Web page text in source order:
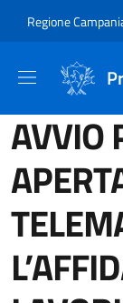
Regione
AVVIO